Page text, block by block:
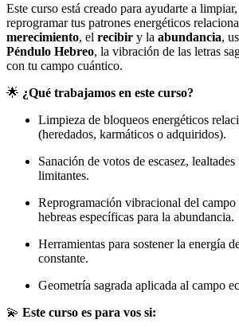
Este curso está creado para ayudarte a
reprogramar tus patrones energéticos
merecimiento, el recibir y la abundancia,
Péndulo Hebreo, la vibración de las letras
con tu campo cuántico.
🌟 ¿Qué trabajamos en este curso?
Limpieza de bloqueos energéticos
(heredados, karmáticos o adquiridos).
Sanación de votos de escasez,
limitantes.
Reprogramación vibracional del campo
hebreas específicas para la abundancia.
Herramientas para sostener la energía
constante.
Geometría sagrada aplicada al campo
💫 Este curso es para vos si: